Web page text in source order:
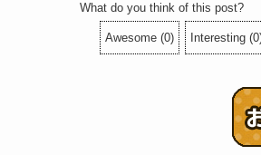
What do you think of this post?
Awesome (0) Interesting (0